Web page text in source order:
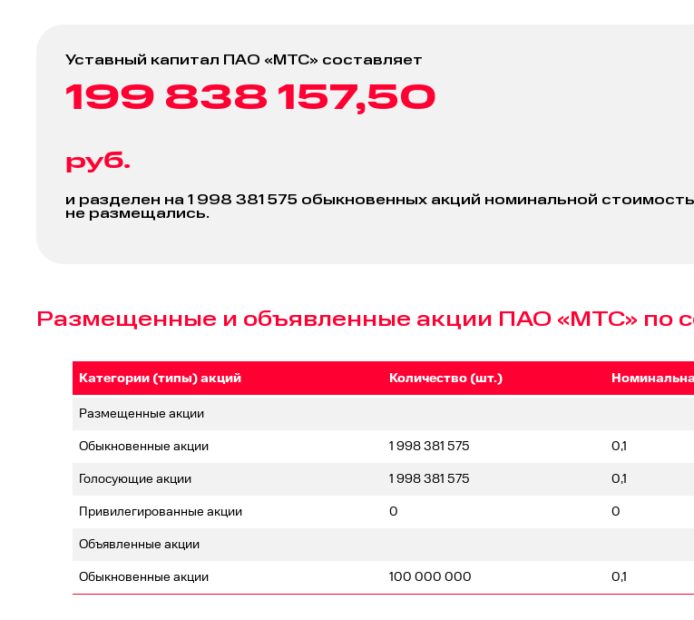
Уставный капитал ПАО «МТС» составляет
199 838 157,50
руб.
и разделен на 1 998 381 575 обыкновенных акций номинальной
не размещались.
Размещенные и объявленные акции ПАО «МТС» по
Категории (типы) акций Количество (шт.)
Размещенные акции
Обыкновенные акции 1 998 381 575 0,1
Голосующие акции 1 998 381 575 0,1
Привилегированные акции 0 0
Объявленные акции
Обыкновенные акции 100 000 000 0,1